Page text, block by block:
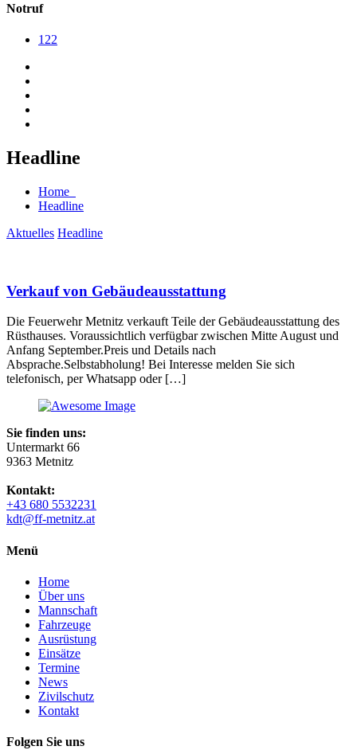
Notruf
122
Headline
Home
Headline
Aktuelles Headline
Verkauf von Gebäudeausstattung
Die Feuerwehr Metnitz verkauft Teile der Gebäudeausstattung des
Rüsthauses. Voraussichtlich verfügbar zwischen Mitte August und
Anfang September.Preis und Details nach
Absprache.Selbstabholung! Bei Interesse melden Sie sich
telefonisch, per Whatsapp oder […]
Sie finden uns:
Untermarkt 66
9363 Metnitz
Kontakt:
+43 680 5532231
kdt@ff-metnitz.at
Menü
Home
Über uns
Mannschaft
Fahrzeuge
Ausrüstung
Einsätze
Termine
News
Zivilschutz
Kontakt
Folgen Sie uns